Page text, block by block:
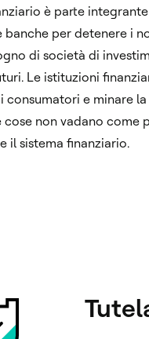
è parte
banche per detenere i
di società di
Le istituzioni
consumatori e minare
cose non vadano come
il sistema finanziario.